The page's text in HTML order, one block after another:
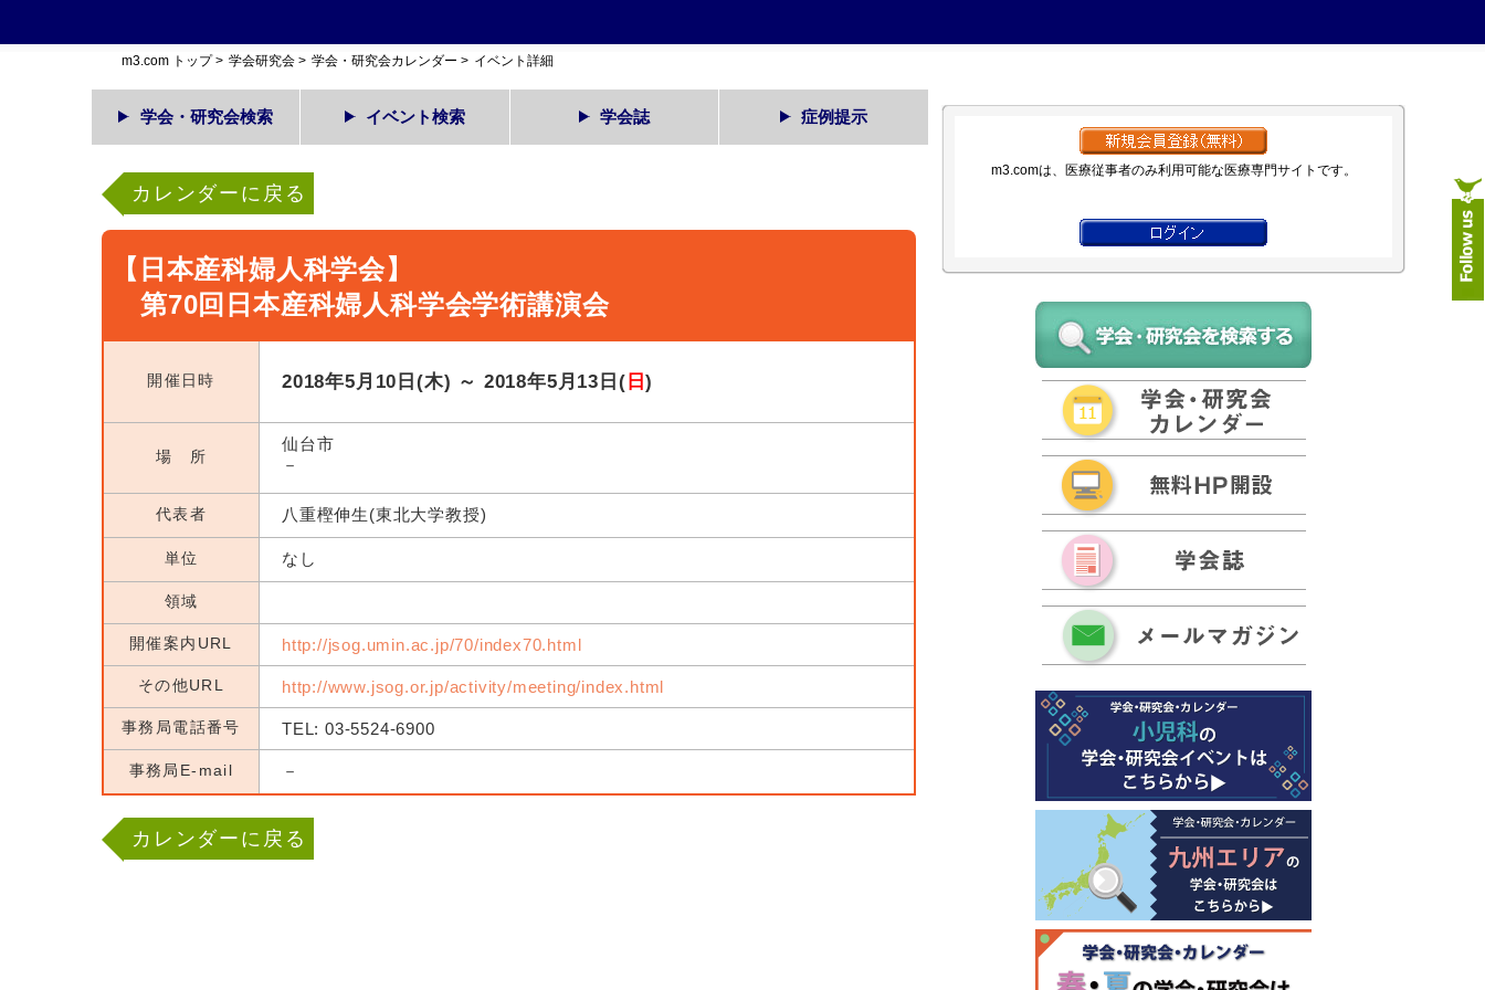
m3.com トップ> 学会研究会 > 学会・研究会カレンダー > イベント詳細
学会・研究会検索 イベント検索 学会誌 症例提示
カレンダーに戻る
【日本産科婦人科学会】
第70回日本産科婦人科学会学術講演会
開催日時 2018年5月10日(木) ～ 2018年5月13日( 日)
場 所
仙台市
－
代表者 八重樫伸生(東北大学教授)
単位 なし
領域
開催案内URL http://jsog.umin.ac.jp/70/index70.html
その他URL http://www.jsog.or.jp/activity/meeting/index.html
事務局電話番号 TEL: 03-5524-6900
事務局E-mail －
カレンダーに戻る
m3.comは、医療従事者のみ利用可能な医療専門サイトです。